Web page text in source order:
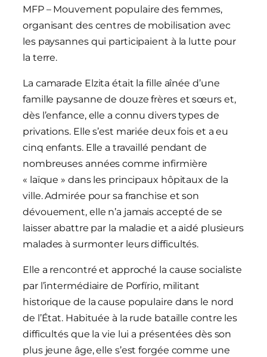
MFP – Mouvement populaire des femmes,
organisant des centres de mobilisation avec
les paysannes qui participaient à la lutte pour
la terre.
La camarade Elzita était la fille aînée d’une
famille paysanne de douze frères et sœurs et,
dès l’enfance, elle a connu divers types de
privations. Elle s’est mariée deux fois et a eu
cinq enfants. Elle a travaillé pendant de
nombreuses années comme infirmière
« laïque » dans les principaux hôpitaux de la
ville. Admirée pour sa franchise et son
dévouement, elle n’a jamais accepté de se
laisser abattre par la maladie et a aidé plusieurs
malades à surmonter leurs difficultés.
Elle a rencontré et approché la cause socialiste
par l’intermédiaire de Porfírio, militant
historique de la cause populaire dans le nord
de l’État. Habituée à la rude bataille contre les
difficultés que la vie lui a présentées dès son
plus jeune âge, elle s’est forgée comme une